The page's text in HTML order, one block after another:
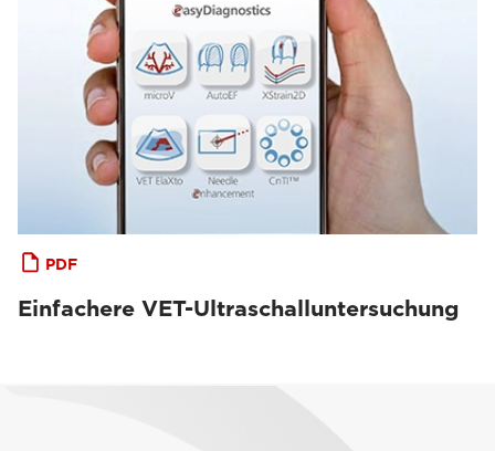
PDF
Einfachere VET-Ultraschalluntersuchung